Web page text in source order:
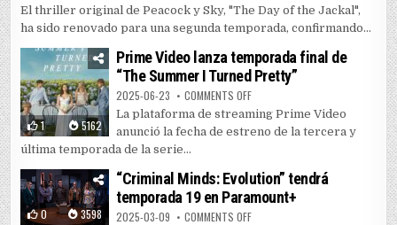
El thriller original de Peacock y Sky, "The Day of the Jackal",
ha sido renovado para una segunda temporada, confirmando...
1 5162
Prime Video lanza temporada final de
“The Summer I Turned Pretty”
2025-06-23 COMMENTS OFFON PRIME VIDEO LANZA
La plataforma de streaming Prime Video
anunció la fecha de estreno de la tercera y
última temporada de la serie...
0 3598
“Criminal Minds: Evolution” tendrá
temporada 19 en Paramount+
2025-03-09 COMMENTS OFFON “CRIMINAL MINDS: